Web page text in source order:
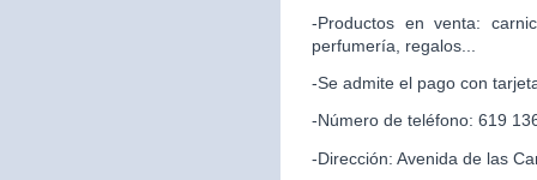
-Productos en venta:
perfumería, regalos...
-Se admite el pago con
-Número de teléfono: 619
-Dirección: Avenida de las